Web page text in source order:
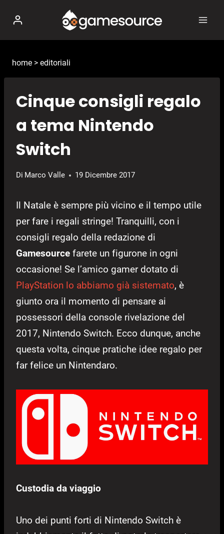
contenuto
home > editoriali
Cinque consigli regalo
a tema Nintendo
Switch
Di Marco Valle 19 Dicembre 2017
Il Natale è sempre più vicino e il tempo utile
per fare i regali stringe! Tranquilli, con i
consigli regalo della redazione di
Gamesource farete un figurone in ogni
occasione! Se l’amico gamer dotato di
PlayStation lo abbiamo già sistemato, è
giunto ora il momento di pensare ai
possessori della console rivelazione del
2017, Nintendo Switch. Ecco dunque, anche
questa volta, cinque pratiche idee regalo per
far felice un Nintendaro.
Custodia da viaggio
Uno dei punti forti di Nintendo Switch è